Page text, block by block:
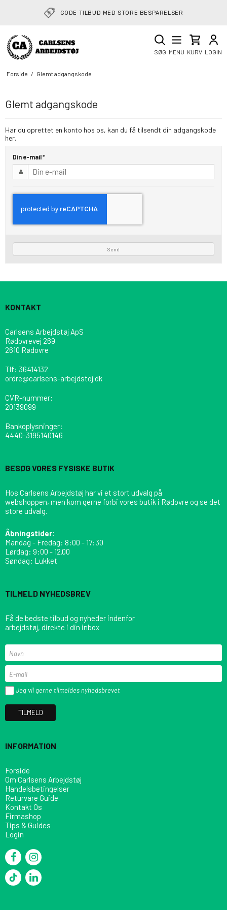
GODE TILBUD MED STORE BESPARELSER
SØG MENU KURV LOGIN
Forside / Glemt adgangskode
Glemt adgangskode
Har du oprettet en konto hos os, kan du få tilsendt din adgangskode
her.
Din e-mail*
Send
KONTAKT
Carlsens Arbejdstøj ApS
Rødovrevej 269
2610 Rødovre
Tlf: 36414132
ordre@carlsens-arbejdstoj.dk
CVR-nummer:
20139099
Bankoplysninger:
4440-3195140146
BESØG VORES FYSISKE BUTIK
Hos Carlsens Arbejdstøj har vi et stort udvalg på
webshoppen, men kom gerne forbi vores butik i Rødovre og se det
store udvalg.
Åbningstider:
Mandag - Fredag: 8:00 - 17:30
Lørdag: 9:00 - 12.00
Søndag: Lukket
TILMELD NYHEDSBREV
Få de bedste tilbud og nyheder indenfor
arbejdstøj, direkte i din inbox
Jeg vil gerne tilmeldes nyhedsbrevet
TILMELD
INFORMATION
Forside
Om Carlsens Arbejdstøj
Handelsbetingelser
Returvare Guide
Kontakt Os
Firmashop
Tips & Guides
Login